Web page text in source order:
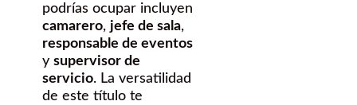
podrías ocupar incluyen
camarero, jefe de sala,
responsable de eventos
y supervisor de
servicio. La versatilidad
de este título te